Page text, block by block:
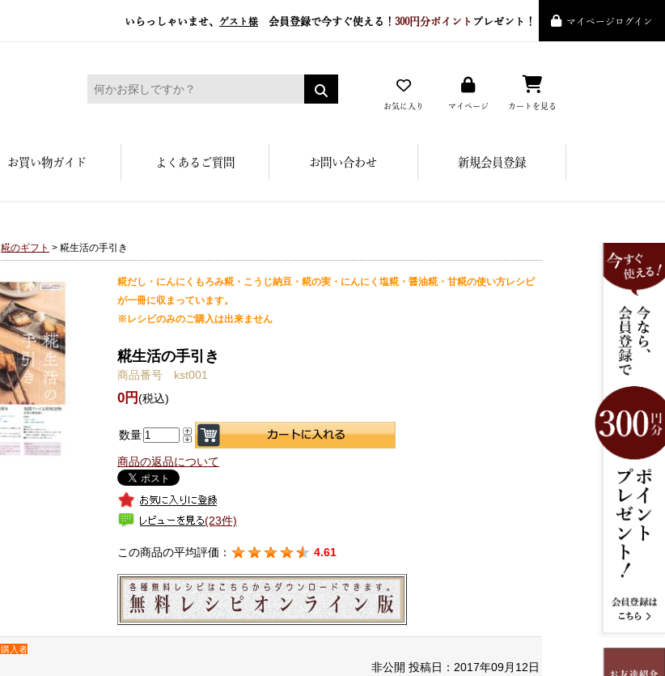
いらっしゃいませ、 ゲスト様 会員登録で今すぐ使える！ 300円分ポイント プレゼント！ マイページログイン
糀屋本店 - 元禄二年。創業三百余年の味
お気に入り マイページ カートを見る
お買い物ガイド よくあるご質問 お問い合わせ 新規会員登録
糀のギフト > 糀生活の手引き
糀だし・にんにくもろみ糀・こうじ納豆・糀の実・にんにく塩糀・醤油糀・甘糀の使い方レシピ
が一冊に収まっています。
※レシピのみのご購入は出来ません
糀生活の手引き
商品番号 kst001
0円(税込)
数量
商品の返品について
(23件)
この商品の平均評価： 4.61
購入者
非公開 投稿日：2017年09月12日